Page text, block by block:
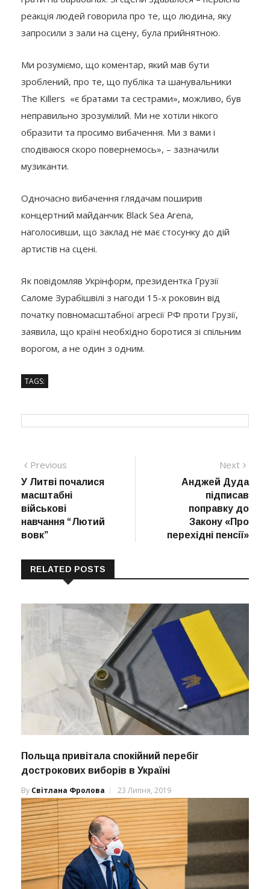
реакція людей говорила про те, що людина, яку
запросили з зали на сцену, була прийнятною.
Ми розуміємо, що коментар, який мав бути
зроблений, про те, що публіка та шанувальники
The Killers «є братами та сестрами», можливо, був
неправильно зрозумілий. Ми не хотіли нікого
образити та просимо вибачення. Ми з вами і
сподіваюся скоро повернемось», – зазначили
музиканти.
Одночасно вибачення глядачам поширив
концертний майданчик Black Sea Arena,
наголосивши, що заклад не має стосунку до дій
артистів на сцені.
Як повідомляв Укрінформ, президентка Грузії
Саломе Зурабішвілі з нагоди 15-х роковин від
початку повномасштабної агресії РФ проти Грузії,
заявила, що країні необхідно боротися зі спільним
ворогом, а не один з одним.
TAGS:
Навігація
записів
Previous
post:
У Литві почалися
масштабні
військові
навчання “Лютий
вовк”
Next
post:
Анджей Дуда
підписав
поправку до
Закону «Про
перехідні пенсії»
RELATED POSTS
Польща привітала спокійний перебіг
дострокових виборів в Україні
By Світлана Фролова 23 Липня, 2019